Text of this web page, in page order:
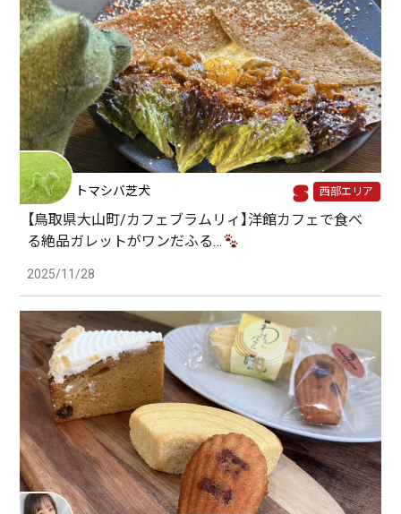
トマシバ芝犬 西部エリア
【鳥取県大山町/カフェブラムリィ】洋館カフェで食べ
る絶品ガレットがワンだふる…
2025/11/28